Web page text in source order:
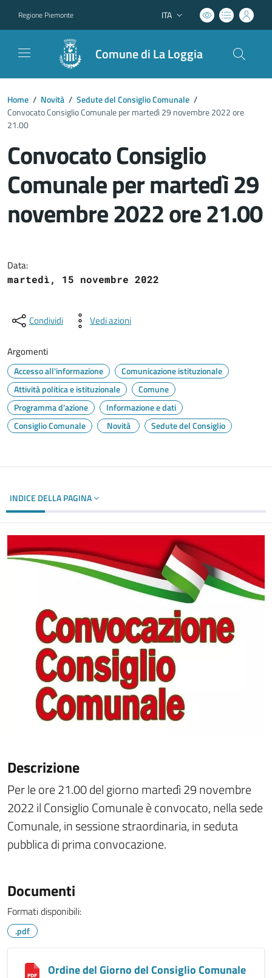
Regione Piemonte Lingua attiva:
ITA
Comune di La Loggia
Home / Novità / Sedute del Consiglio Comunale /
Convocato Consiglio Comunale per martedì 29 novembre 2022 ore
21.00
Convocato Consiglio
Comunale per martedì 29
novembre 2022 ore 21.00
Data:
martedì, 15 novembre 2022
Condividi Vedi azioni
Argomenti
Accesso all'informazione
Comunicazione istituzionale
Attività politica e istituzionale
Comune
Programma d'azione
Informazione e dati
Consiglio Comunale
Novità Sedute del Consiglio
INDICE DELLA PAGINA
Descrizione
Per le ore 21.00 del giorno martedì 29 novembre
2022 il Consiglio Comunale è convocato, nella sede
Comunale, in sessione straordinaria, in seduta
pubblica di prima convocazione.
Documenti
Formati disponibili:
.pdf
Ordine del Giorno del Consiglio Comunale